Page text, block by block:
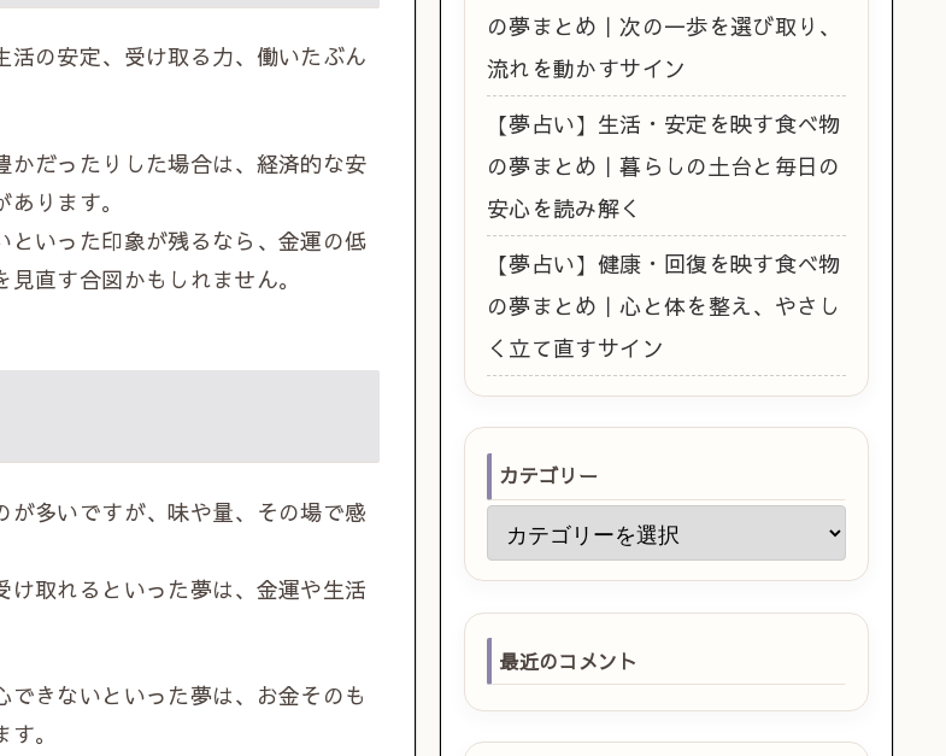
の安定、受け取る力、働いたぶん
だったりした場合は、経済的な安
ります。
いった印象が残るなら、金運の低
直す合図かもしれません。
多いですが、味や量、その場で感
取れるといった夢は、金運や生活
きないといった夢は、お金そのも
。
の夢まとめ｜次の一歩を選び取り、
流れを動かすサイン
【夢占い】生活・安定を映す食べ物
の夢まとめ｜暮らしの土台と毎日の
安心を読み解く
【夢占い】健康・回復を映す食べ物
の夢まとめ｜心と体を整え、やさし
く立て直すサイン
カテゴリー
最近のコメント